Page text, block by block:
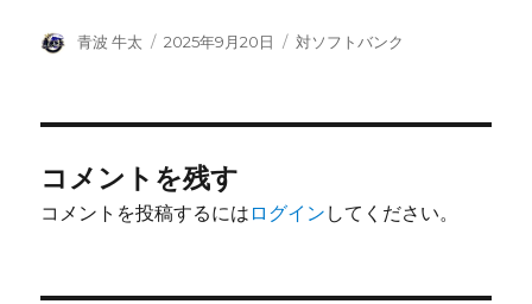
投
青波 牛太
投
2025年9月20日
カ
対ソフトバンク
コメントを残す
コメントを投稿するには ログイン してください。